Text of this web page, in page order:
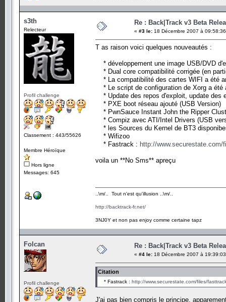
s3th
Relecteur
Profil challenge
Classement : 443/55626
Membre Héroïque
Hors ligne
Messages: 645
Re : Back|Track v3 Beta
« #3 le: 18 Décembre 2007 à
T as raison voici quelques nouveautés :
* développement une image USB/DVD
* Dual core compatibilité corrigée (en
* La compatibilité des cartes WIFI a été
* Le script de configuration de Xorg a été
* Update des repos d'exploit, update des
* PXE boot réseau ajouté (USB Version)
* PwnSauce Instant John the Ripper
* Compiz avec ATI/Intel Drivers (USB
* les Sources du Kernel de BT3
* Wifizoo
* Fastrack : http://
voila un **No Sms** apreçu
..\m/.. Tout n'est qu'illusion ..\m/..
http://backtrack-fr.net/
3NJ0Y et non pas enjoy comme certaine tapz
Folcan
Profil challenge
Re : Back|Track v3 Beta
« #4 le: 18 Décembre 2007 à
Citation
* Fastrack : http://www.securestate.com/files/
J'ai pas bien compris le principe,